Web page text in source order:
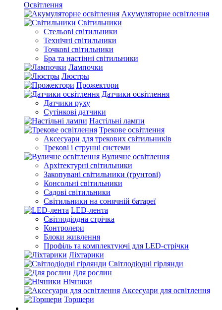
Освітлення
Акумуляторне освітлення
Світильники
Стельові світильники
Технічні світильники
Точкові світильники
Бра та настінні світильники
Лампочки
Люстры
Прожектори
Датчики освітлення
Датчики руху
Сутінкові датчики
Настільні лампи
Трекове освітлення
Аксесуари для трекових світильників
Трекові і струнні системи
Вуличне освітлення
Архітектурні світильники
Закопувані світильники (ґрунтові)
Консольні світильники
Садові світильники
Світильники на сонячній батареї
LED-лента
Світлодіодна стрічка
Контролери
Блоки живлення
Профіль та комплектуючі для LED-стрічки
Ліхтарики
Світлодіодні гірлянди
Для рослин
Нічники
Аксесуари для освітлення
Торшери